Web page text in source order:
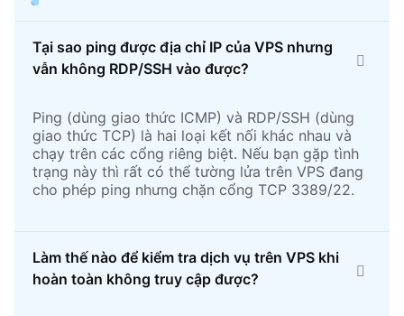
Tại sao ping được địa chỉ IP của VPS nhưng
vẫn không RDP/SSH vào được?
Ping (dùng giao thức ICMP) và RDP/SSH (dùng
giao thức TCP) là hai loại kết nối khác nhau và
chạy trên các cổng riêng biệt. Nếu bạn gặp tình
trạng này thì rất có thể tường lửa trên VPS đang
cho phép ping nhưng chặn cổng TCP 3389/22.
Làm thế nào để kiểm tra dịch vụ trên VPS khi
hoàn toàn không truy cập được?